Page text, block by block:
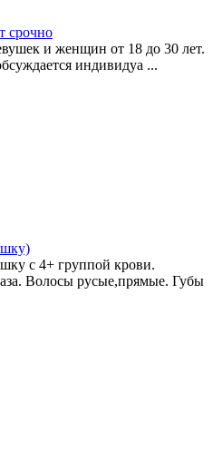
срочно
и женщин от 18 до 30 лет.
индивидуа ...
с 4+ группой крови.
Волосы русые,прямые. Губы